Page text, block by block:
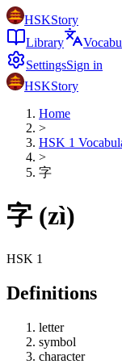
HSKStory
Library
SettingsSign in
HSKStory
Home
>
HSK 1
>
字
字 (zì)
HSK 1
Definitions
letter
symbol
character